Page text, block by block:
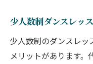
少人数制ダンスレッ
少人数制のダンスレッ
メリットがあります